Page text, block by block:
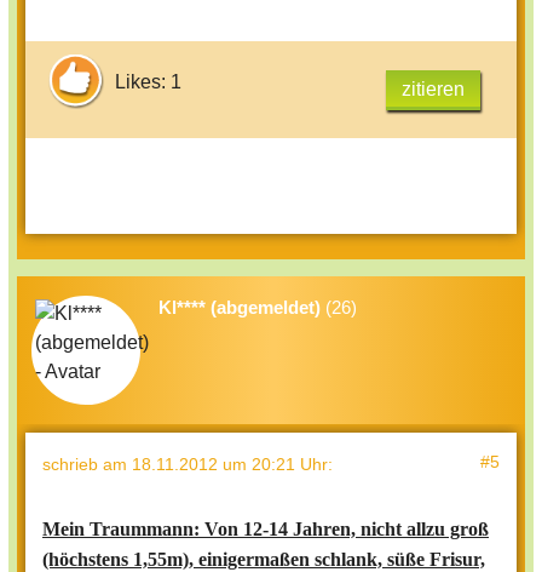
Likes: 1 zitieren
Kl**** (abgemeldet) (26)
schrieb am 18.11.2012 um 20:21 Uhr: #5
Mein Traummann: Von 12-14 Jahren, nicht allzu groß
(höchstens 1,55m), einigermaßen schlank, süße Frisur,